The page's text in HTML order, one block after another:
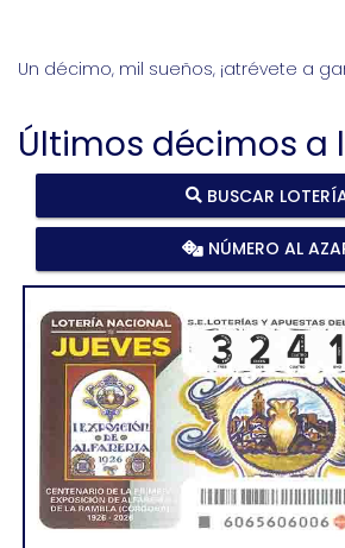
Un décimo, mil sueños, ¡atrévete a
Últimos décimos a
BUSCAR
NÚMERO AL